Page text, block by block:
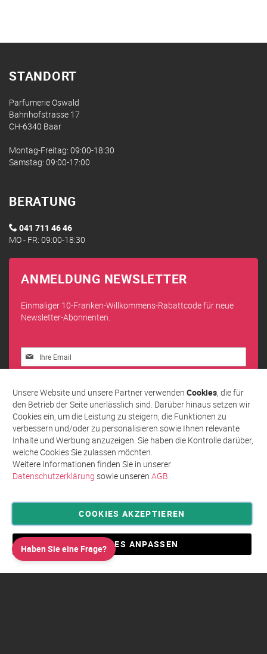
STANDORT
Parfumerie Oswald
Bahnhofstrasse 17
CH-6340 Baar
Montag-Freitag: 09:00-18:30
Samstag: 09:00-17:00
BERATUNG
041 711 46 46
MO - FR: 09:00-18:30
ANMELDUNG NEWSLETTER
Einmaliger 10-Franken-Willkommens-Rabattcode für neue
Newsletter-Abonnenten.
Melden
Sie
unseren
Newsletter
an:
Abonnieren
Privatsphäre und Datenschutz
Allgemeine Geschäftsbedingungen AGB
Impressum
Unsere Website und unsere Partner verwenden Cookies, die für
den Betrieb der Seite unerlässlich sind. Darüber hinaus setzen wir
Cookies ein, um die Leistung zu steigern, die Funktionen zu
verbessern und/oder zu personalisieren sowie Ihnen relevante
Inhalte und Werbung anzuzeigen. Sie haben die Kontrolle darüber,
welche Cookies Sie zulassen möchten.
Weitere Informationen finden Sie in unserer
Datenschutzerklärung sowie unseren AGB.
COOKIES AKZEPTIEREN
COOKIES ANPASSEN
Haben Sie eine Frage?